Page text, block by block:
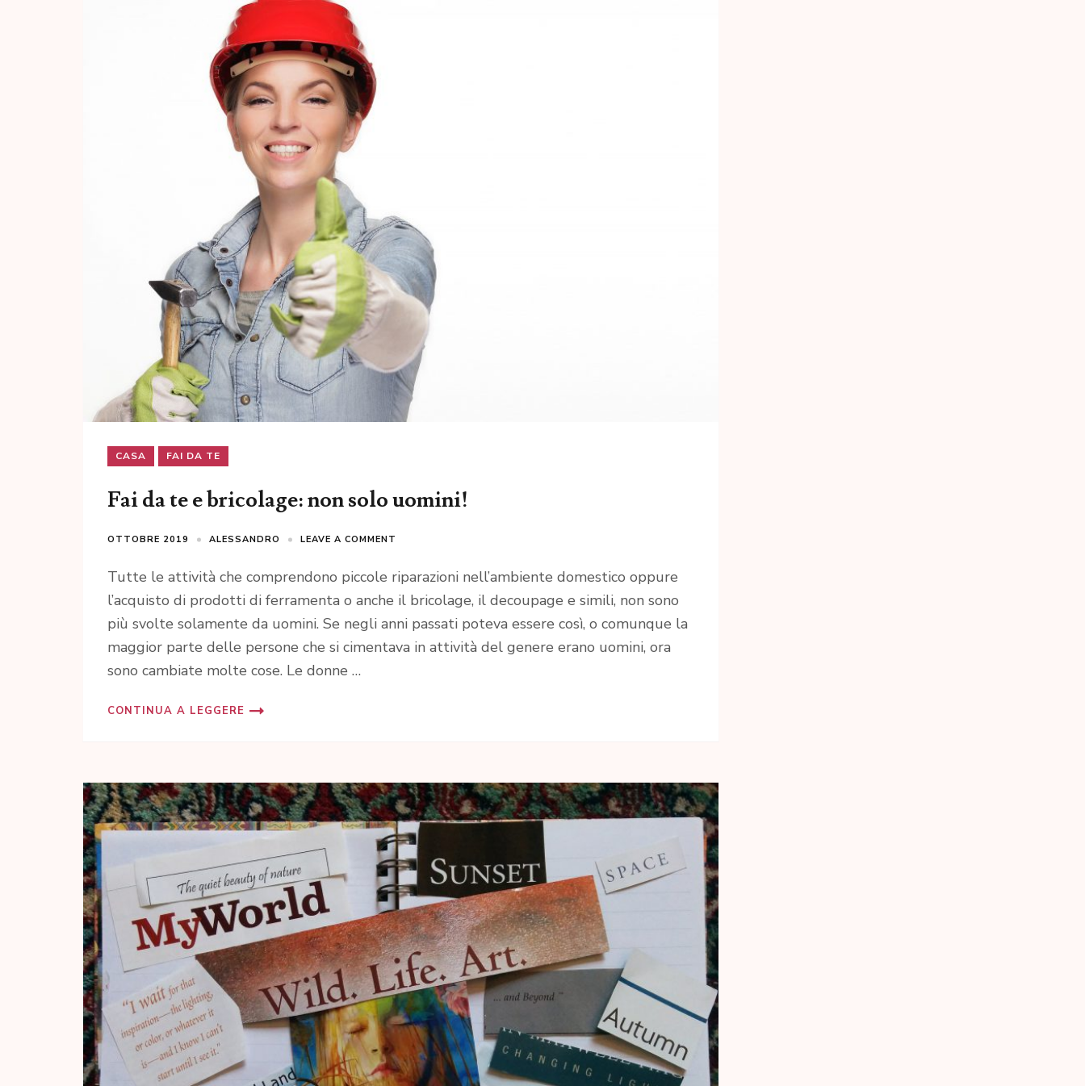
CASA FAI DA TE
Fai da te e bricolage: non solo uomini!
OTTOBRE 2019 ALESSANDRO LEAVE A COMMENT
Tutte le attività che comprendono piccole riparazioni nell’ambiente domestico oppure
l’acquisto di prodotti di ferramenta o anche il bricolage, il decoupage e simili, non sono
più svolte solamente da uomini. Se negli anni passati poteva essere così, o comunque la
maggior parte delle persone che si cimentava in attività del genere erano uomini, ora
sono cambiate molte cose. Le donne …
CONTINUA A LEGGERE